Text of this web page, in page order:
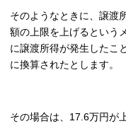
そのようなときに、譲渡
額の上限を上げるという
に譲渡所得が発生したこ
に換算されたとします。
その場合は、17.6万円が